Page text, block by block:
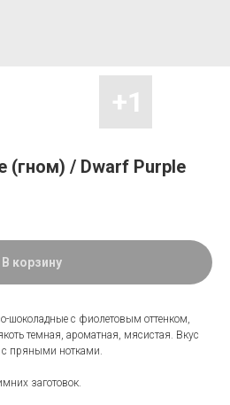
(гном) / Dwarf Purple
В корзину
шоколадные с фиолетовым оттенком,
темная, ароматная, мясистая. Вкус
пряными нотками.
заготовок.